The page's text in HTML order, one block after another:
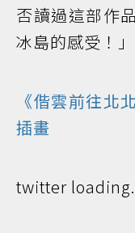
否讀過這部作
冰島的感受！」
《偕雲前往北
插畫
twitter